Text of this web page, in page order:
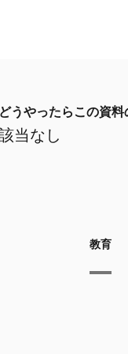
どうやったらこの資
当なし
教育